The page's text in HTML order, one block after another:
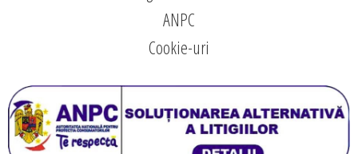
ANPC
Cookie-uri